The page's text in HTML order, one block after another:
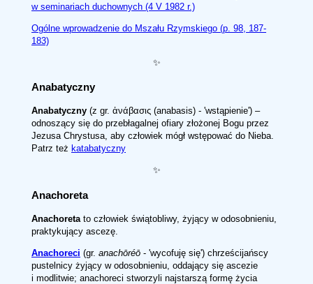
w seminariach duchownych (4 V 1982 r.)
Ogólne wprowadzenie do Mszału Rzymskiego (p. 98, 187-
183)
✨
Anabatyczny
Anabatyczny (z gr. ἀνάβασις (anabasis) - 'wstąpienie') –
odnoszący się do przebłagalnej ofiary złożonej Bogu przez
Jezusa Chrystusa, aby człowiek mógł wstępować do Nieba.
Patrz też katabatyczny
✨
Anachoreta
Anachoreta to człowiek świątobliwy, żyjący w odosobnieniu,
praktykujący ascezę.
Anachoreci (gr. anachōréō - 'wycofuję się') chrześcijańscy
pustelnicy żyjący w odosobnieniu, oddający się ascezie
i modlitwie; anachoreci stworzyli najstarszą formę życia